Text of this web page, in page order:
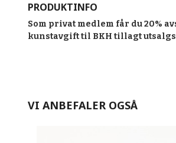
PRODUKTINFO
Som privat medlem får du 20%
kunstavgift til BKH tillagt
VI ANBEFALER OGSÅ